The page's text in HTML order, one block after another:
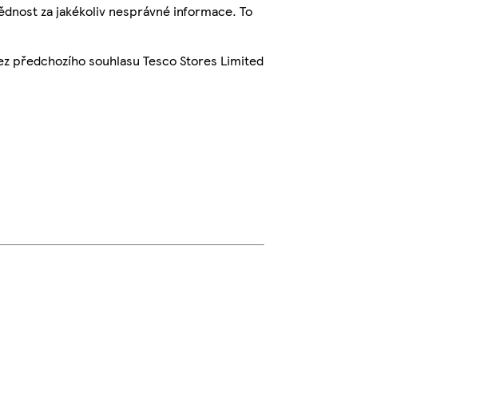
za jakékoliv nesprávné informace. To
předchozího souhlasu Tesco Stores Limited